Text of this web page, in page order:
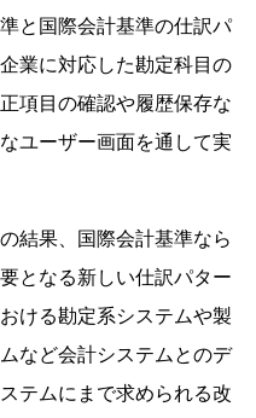
と国際会計基準の仕訳パ
業に対応した勘定科目の
項目の確認や履歴保存な
ユーザー画面を通して実
結果、国際会計基準なら
となる新しい仕訳パター
ける勘定系システムや製
など会計システムとのデ
テムにまで求められる改